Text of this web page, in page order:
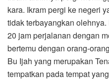
kara. Ikram pergi ke negeri
tidak terbayangkan
20 jam perjalanan dengan
bertemu dengan orang-
Bu Ijah yang merupakan
tempatkan pada tempat